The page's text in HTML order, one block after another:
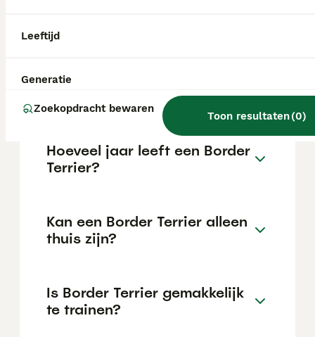
Leeftijd
Generatie
Zoekopdracht bewaren
Toon resultaten(0)
Wat is het karakter van een
Hoeveel jaar leeft een Border
Terrier?
Kan een Border Terrier alleen
thuis zijn?
Is Border Terrier gemakkelijk
te trainen?